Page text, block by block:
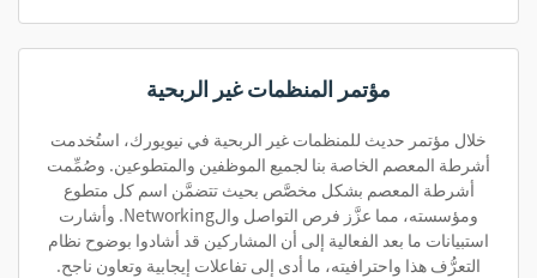
مؤتمر المنظمات غير الربحية
خلال مؤتمر حديث للمنظمات غير الربحية في نيويورك، استُخدمت
أشرطة المعصم الخاصة بنا لجميع الموظفين والمتطوعين. وصُمِّمت
أشرطة المعصم بشكل مخصَّص بحيث تتضمَّن اسم كل متطوع
ومؤسسته، مما عزَّز فرص التواصل والNetworking. وأشارت
استبيانات ما بعد الفعالية إلى أن المشاركين قد أشادوا بوضوح نظام
التعرُّف هذا واحترافيته، ما أدى إلى تفاعلات إيجابية وتعاون ناجح.